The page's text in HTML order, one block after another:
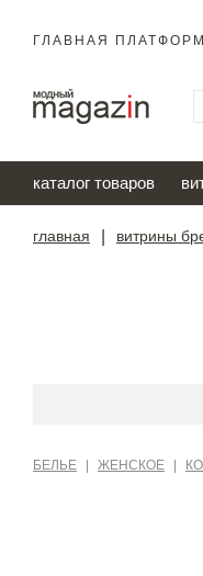
ГЛАВНАЯ
каталог товаров
главная витрины
БЕЛЬЕ ЖЕНСКОЕ